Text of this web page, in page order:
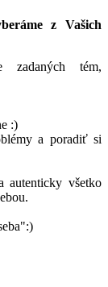
z Vašich
zadaných tém,
:)
a poradiť si
autenticky všetko